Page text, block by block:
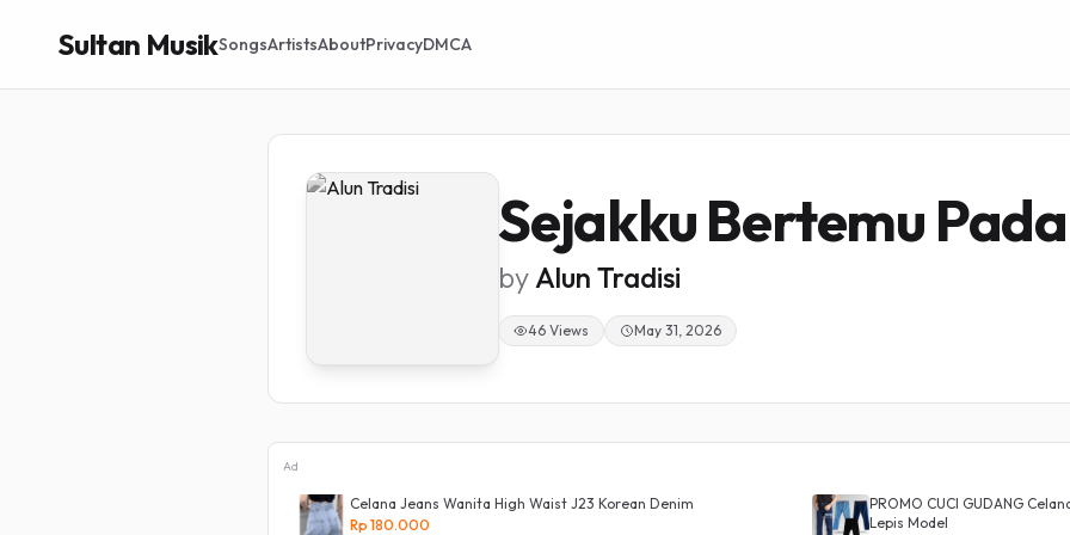
Sultan MusikSongsArtistsAboutPrivacyDMCA
Sejakku Bertemu
byAlun Tradisi
46 Views May 31, 2026
Ad
Celana Jeans Wanita High Waist J23 Korean Denim
Rp 180.000
PROMO CUCI GUDANG
Lepis Model